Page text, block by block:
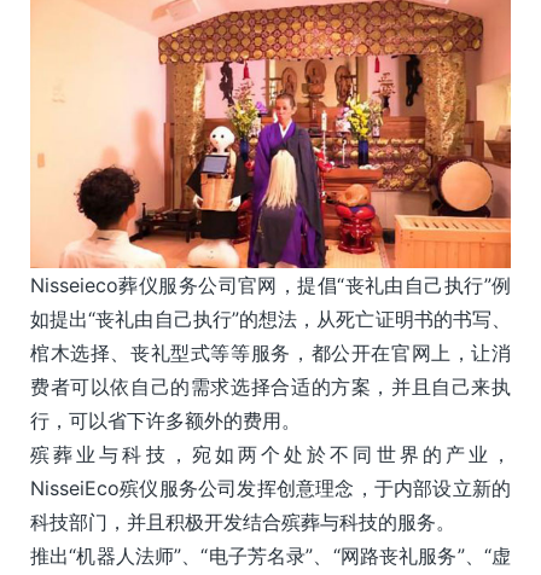
Nisseieco葬仪服务公司官网，提倡“丧礼由自己执行”例
如提出“丧礼由自己执行”的想法，从死亡证明书的书写、
棺木选择、丧礼型式等等服务，都公开在官网上，让消
费者可以依自己的需求选择合适的方案，并且自己来执
行，可以省下许多额外的费用。
殡葬业与科技，宛如两个处於不同世界的产业，
NisseiEco殡仪服务公司发挥创意理念，于内部设立新的
科技部门，并且积极开发结合殡葬与科技的服务。
推出“机器人法师”、“电子芳名录”、“网路丧礼服务”、“虚